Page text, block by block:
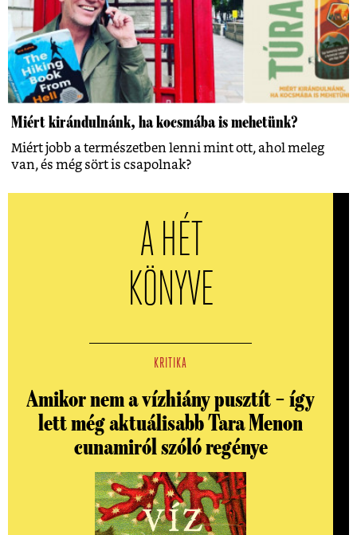
Miért kirándulnánk, ha kocsmába is mehetünk?
Miért jobb a természetben lenni mint ott, ahol meleg
van, és még sört is csapolnak?
A HÉT
KÖNYVE
KRITIKA
Amikor nem a vízhiány pusztít – így
lett még aktuálisabb Tara Menon
cunamiról szóló regénye